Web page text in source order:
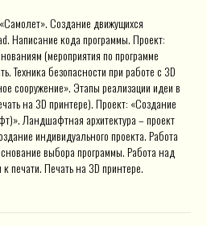
Создание движущихся
Написание кода программы. Проект:
(мероприятия по программе
Техника безопасности при работе с 3D
сооружение». Этапы реализации идеи в
на 3D принтере). Проект: «Создание
Ландшафтная архитектура – проект
индивидуального проекта. Работа
выбора программы. Работа над
печати. Печать на 3D принтере.